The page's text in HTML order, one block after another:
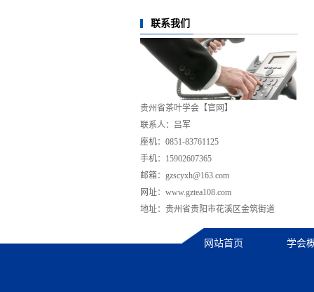
联系我们
贵州省茶叶学会【官网】
联系人：吕军
座机：0851-83761125
手机：15902607365
邮箱：gzscyxh@163.com
网址：www.gztea108.com
地址：贵州省贵阳市花溪区金筑街道
网站首页 学会